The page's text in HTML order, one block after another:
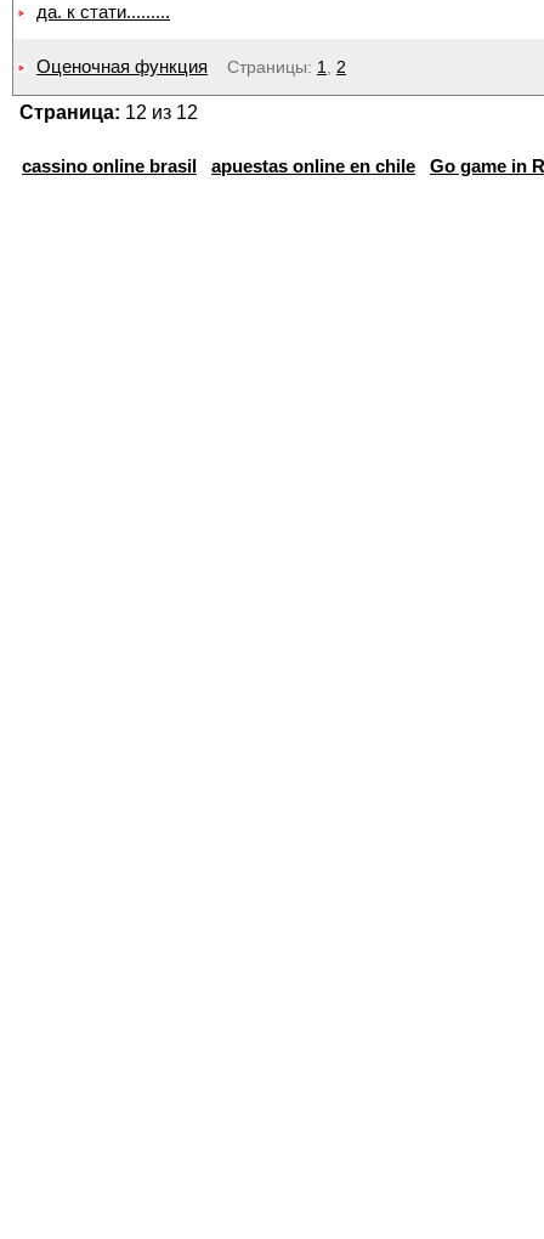
да. к стати.........
Оценочная функция Страницы: 1 2
Страница: 12 из 12
cassino online brasil apuestas online en chile Go game in